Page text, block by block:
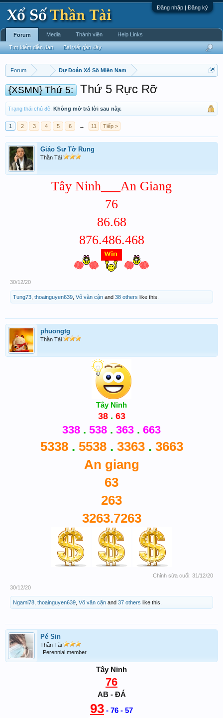
Đăng nhập | Đăng ký
Forum Dự Đoán Xổ Số Miền Nam
{XSMN} Thứ 5: Thứ 5 Rực Rỡ
Trạng thái chủ đề: Không mở trả lời sau này.
1 2 3 4 5 6 → 11 Tiếp >
Giáo Sư Tờ Rung
Thần Tài
Tây Ninh___An Giang
76
86.68
876.486.468
30/12/20
Tung73 thoainguyen639 Võ văn cận and 38 others like this.
phuongtg
Thần Tài
Tây Ninh
38 . 63
338 . 538 . 363 . 663
5338 . 5538 . 3363. 3663
An giang
63
263
3263.7263
Chỉnh sửa cuối: 31/12/20
30/12/20
Ngami78 thoainguyen639 Võ văn cận and 37 others like this.
Pé Sin
Thần Tài
Perennial member
Tây Ninh
76
AB - ĐÁ
93 - 76 - 57
Forum
Tìm kiếm diễn đàn Bài viết gần đây
Media Thành viên Help Links